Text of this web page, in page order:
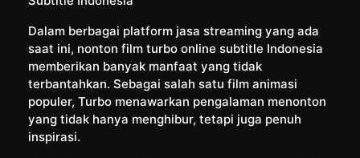
Dalam berbagai platform jasa streaming yang ada
saat ini, nonton film turbo online subtitle Indonesia
memberikan banyak manfaat yang tidak
terbantahkan. Sebagai salah satu film animasi
populer, Turbo menawarkan pengalaman menonton
yang tidak hanya menghibur, tetapi juga penuh
inspirasi.